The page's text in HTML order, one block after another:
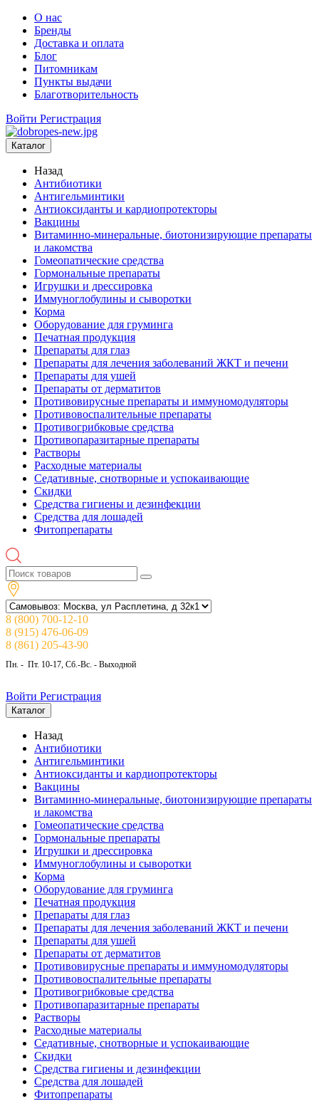
О нас
Бренды
Доставка и оплата
Блог
Питомникам
Пункты выдачи
Благотворительность
Войти Регистрация
Каталог
Назад
Антибиотики
Антигельминтики
Антиоксиданты и кардиопротекторы
Вакцины
Витаминно-минеральные, биотонизирующие препараты
и лакомства
Гомеопатические средства
Гормональные препараты
Игрушки и дрессировка
Иммуноглобулины и сыворотки
Корма
Оборудование для груминга
Печатная продукция
Препараты для глаз
Препараты для лечения заболеваний ЖКТ и печени
Препараты для ушей
Препараты от дерматитов
Противовирусные препараты и иммуномодуляторы
Противовоспалительные препараты
Противогрибковые средства
Противопаразитарные препараты
Растворы
Расходные материалы
Седативные, снотворные и успокаивающие
Скидки
Средства гигиены и дезинфекции
Средства для лошадей
Фитопрепараты
8 (800) 700-12-10
8 (915) 476-06-09
8 (861) 205-43-90
Пн. - Пт. 10-17, Сб.-Вс. - Выходной
Войти Регистрация
Каталог
Назад
Антибиотики
Антигельминтики
Антиоксиданты и кардиопротекторы
Вакцины
Витаминно-минеральные, биотонизирующие препараты
и лакомства
Гомеопатические средства
Гормональные препараты
Игрушки и дрессировка
Иммуноглобулины и сыворотки
Корма
Оборудование для груминга
Печатная продукция
Препараты для глаз
Препараты для лечения заболеваний ЖКТ и печени
Препараты для ушей
Препараты от дерматитов
Противовирусные препараты и иммуномодуляторы
Противовоспалительные препараты
Противогрибковые средства
Противопаразитарные препараты
Растворы
Расходные материалы
Седативные, снотворные и успокаивающие
Скидки
Средства гигиены и дезинфекции
Средства для лошадей
Фитопрепараты